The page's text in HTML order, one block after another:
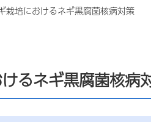
栽培におけるネギ黒腐菌核病対策
るネギ黒腐菌核病